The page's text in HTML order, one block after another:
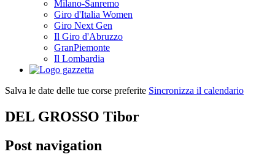
Milano-Sanremo
Giro d'Italia Women
Giro Next Gen
Il Giro d'Abruzzo
GranPiemonte
Il Lombardia
Salva le date delle tue corse preferite Sincronizza il calendario
DEL GROSSO Tibor
Post navigation